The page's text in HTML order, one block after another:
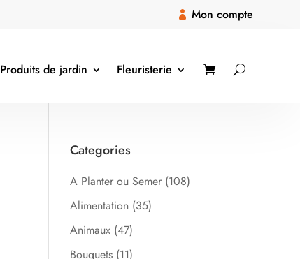
 Mon compte
Produits de jardin Fleuristerie
Categories
A Planter ou Semer (108)
Alimentation (35)
Animaux (47)
Bouquets (11)